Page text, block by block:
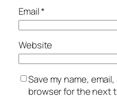
Email*
Website
Save my name,
browser for the next